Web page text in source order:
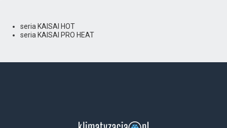
seria KAISAI HOT
seria KAISAI PRO HEAT